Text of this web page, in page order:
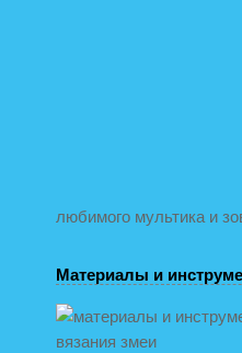
любимого мультика и
Материалы и